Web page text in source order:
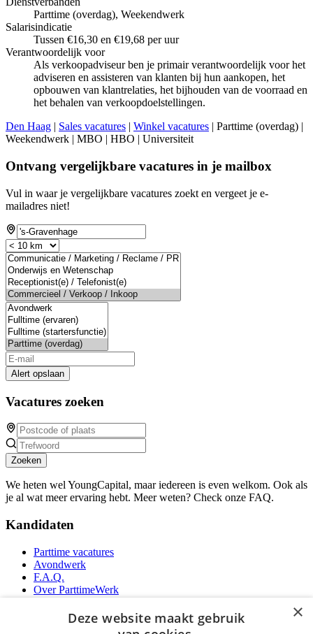
Parttime (overdag), Weekendwerk
Salarisindicatie
Tussen €16,30 en €19,68 per uur
Verantwoordelijk voor
Als verkoopadviseur ben je primair verantwoordelijk voor het
adviseren en assisteren van klanten bij hun aankopen, het
opbouwen van klantrelaties, het bijhouden van de voorraad en
het behalen van verkoopdoelstellingen.
Den Haag | Sales vacatures | Winkel vacatures | Parttime (overdag) |
Weekendwerk | MBO | HBO | Universiteit
Ontvang vergelijkbare vacatures in je mailbox
Vul in waar je vergelijkbare vacatures zoekt en vergeet je e-
mailadres niet!
Alert opslaan
Vacatures zoeken
Zoeken
We heten wel YoungCapital, maar iedereen is even welkom. Ook als
je al wat meer ervaring hebt. Meer weten? Check onze FAQ.
Kandidaten
Parttime vacatures
Avondwerk
F.A.Q.
Over ParttimeWerk
YoungCapital Android App
×
Deze website maakt gebruik